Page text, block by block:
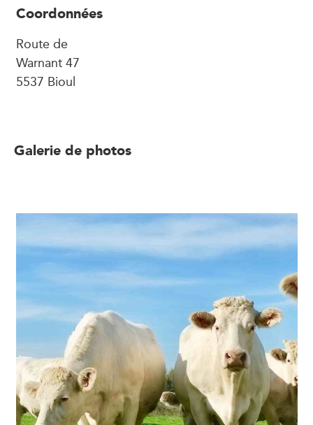
Coordonnées
Route de
Warnant 47
5537 Bioul
Galerie de photos